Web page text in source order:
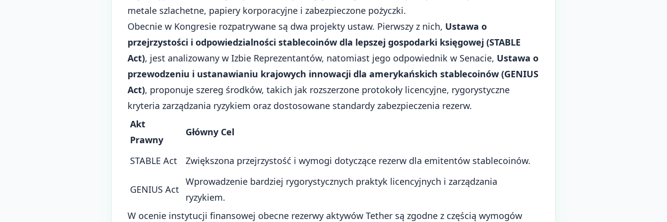
metale szlachetne, papiery korporacyjne i zabezpieczone pożyczki.
Obecnie w Kongresie rozpatrywane są dwa projekty ustaw. Pierwszy z nich, Ustawa o
przejrzystości i odpowiedzialności stablecoinów dla lepszej gospodarki księgowej (STABLE
Act), jest analizowany w Izbie Reprezentantów, natomiast jego odpowiednik w Senacie, Ustawa o
przewodzeniu i ustanawianiu krajowych innowacji dla amerykańskich stablecoinów (GENIUS
Act), proponuje szereg środków, takich jak rozszerzone protokoły licencyjne, rygorystyczne
kryteria zarządzania ryzykiem oraz dostosowane standardy zabezpieczenia rezerw.
Akt
Prawny
Główny Cel
STABLE Act Zwiększona przejrzystość i wymogi dotyczące rezerw dla emitentów stablecoinów.
GENIUS Act
Wprowadzenie bardziej rygorystycznych praktyk licencyjnych i zarządzania
ryzykiem.
W ocenie instytucji finansowej obecne rezerwy aktywów Tether są zgodne z częścią wymogów